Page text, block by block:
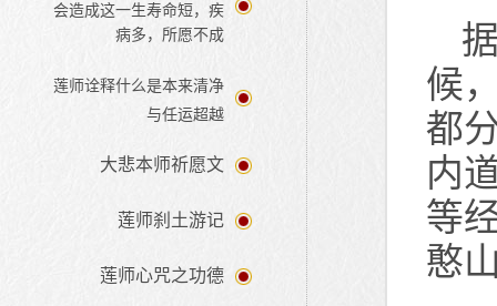
候
都
内
等
憨
会造成这一生寿命短，疾
病多，所愿不成
莲师诠释什么是本来清净
与任运超越
大悲本师祈愿文
莲师刹土游记
莲师心咒之功德